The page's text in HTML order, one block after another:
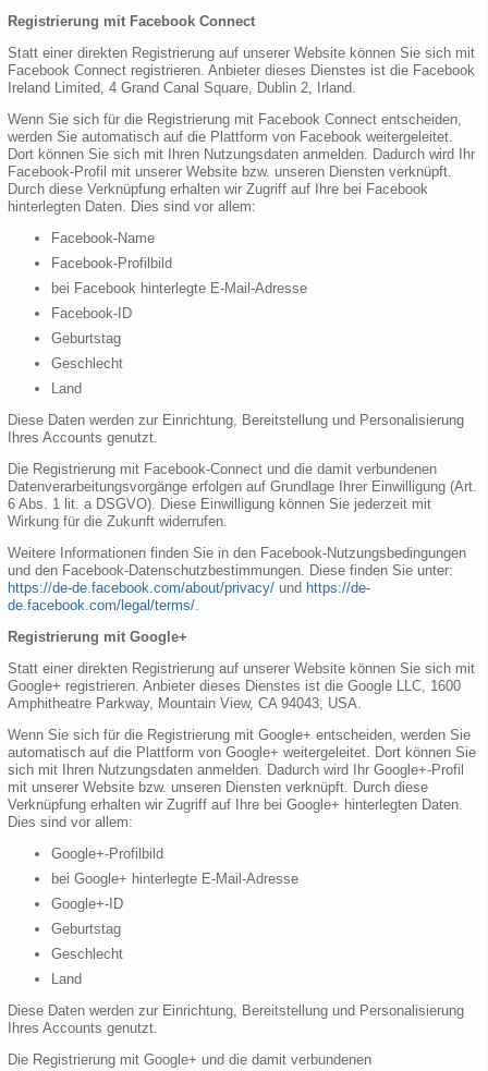
Registrierung mit Facebook Connect
Statt einer direkten Registrierung auf unserer Website können Sie sich mit
Facebook Connect registrieren. Anbieter dieses Dienstes ist die Facebook
Ireland Limited, 4 Grand Canal Square, Dublin 2, Irland.
Wenn Sie sich für die Registrierung mit Facebook Connect entscheiden,
werden Sie automatisch auf die Plattform von Facebook weitergeleitet.
Dort können Sie sich mit Ihren Nutzungsdaten anmelden. Dadurch wird Ihr
Facebook-Profil mit unserer Website bzw. unseren Diensten verknüpft.
Durch diese Verknüpfung erhalten wir Zugriff auf Ihre bei Facebook
hinterlegten Daten. Dies sind vor allem:
Facebook-Name
Facebook-Profilbild
bei Facebook hinterlegte E-Mail-Adresse
Facebook-ID
Geburtstag
Geschlecht
Land
Diese Daten werden zur Einrichtung, Bereitstellung und Personalisierung
Ihres Accounts genutzt.
Die Registrierung mit Facebook-Connect und die damit verbundenen
Datenverarbeitungsvorgänge erfolgen auf Grundlage Ihrer Einwilligung (Art.
6 Abs. 1 lit. a DSGVO). Diese Einwilligung können Sie jederzeit mit
Wirkung für die Zukunft widerrufen.
Weitere Informationen finden Sie in den Facebook-Nutzungsbedingungen
und den Facebook-Datenschutzbestimmungen. Diese finden Sie unter:
https://de-de.facebook.com/about/privacy/ und https://de-
de.facebook.com/legal/terms/.
Registrierung mit Google+
Statt einer direkten Registrierung auf unserer Website können Sie sich mit
Google+ registrieren. Anbieter dieses Dienstes ist die Google LLC, 1600
Amphitheatre Parkway, Mountain View, CA 94043, USA.
Wenn Sie sich für die Registrierung mit Google+ entscheiden, werden Sie
automatisch auf die Plattform von Google+ weitergeleitet. Dort können Sie
sich mit Ihren Nutzungsdaten anmelden. Dadurch wird Ihr Google+-Profil
mit unserer Website bzw. unseren Diensten verknüpft. Durch diese
Verknüpfung erhalten wir Zugriff auf Ihre bei Google+ hinterlegten Daten.
Dies sind vor allem:
Google+-Profilbild
bei Google+ hinterlegte E-Mail-Adresse
Google+-ID
Geburtstag
Geschlecht
Land
Diese Daten werden zur Einrichtung, Bereitstellung und Personalisierung
Ihres Accounts genutzt.
Die Registrierung mit Google+ und die damit verbundenen